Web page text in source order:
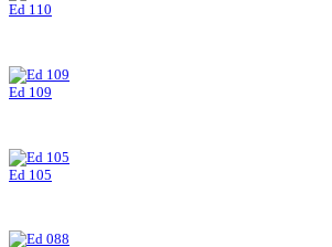
Ed 110
Ed 109
Ed 105